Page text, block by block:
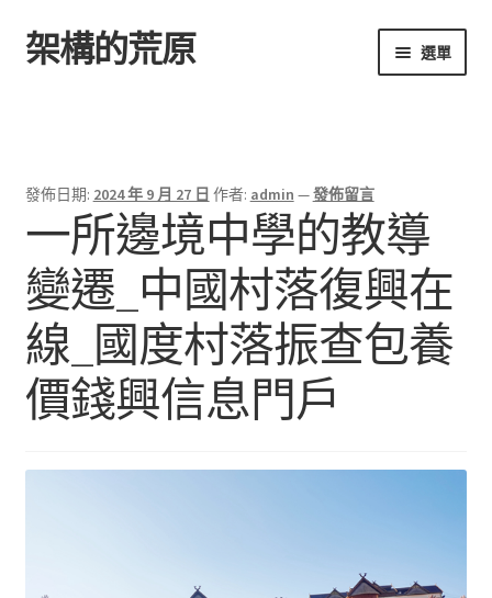
跳
至
跳
至
架構的荒原 選單
發佈日期: 2024 年 9 月 27 日 作者: admin —發佈留言
一所邊境中學的教導
變遷_中國村落復興在
線_國度村落振查包養
價錢興信息門戶